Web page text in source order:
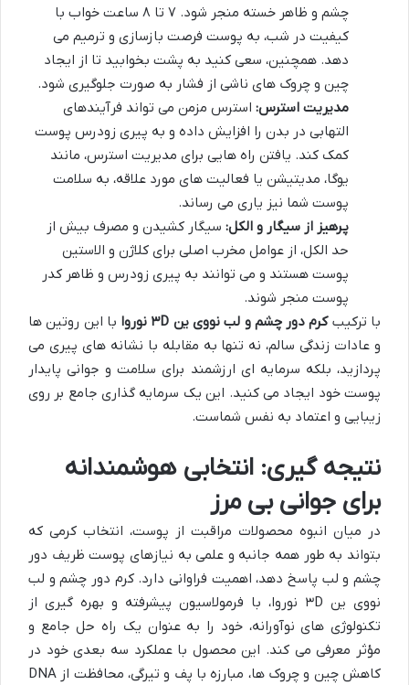
چشم و ظاهر خسته منجر شود. ۷ تا ۸ ساعت خواب با
کیفیت در شب، به پوست فرصت بازسازی و ترمیم می
دهد. همچنین، سعی کنید به پشت بخوابید تا از ایجاد
چین و چروک های ناشی از فشار به صورت جلوگیری شود.
مدیریت استرس: استرس مزمن می تواند فرآیندهای
التهابی در بدن را افزایش داده و به پیری زودرس پوست
کمک کند. یافتن راه هایی برای مدیریت استرس، مانند
یوگا، مدیتیشن یا فعالیت های مورد علاقه، به سلامت
پوست شما نیز یاری می رساند.
پرهیز از سیگار و الکل: سیگار کشیدن و مصرف بیش از
حد الکل، از عوامل مخرب اصلی برای کلاژن و الاستین
پوست هستند و می توانند به پیری زودرس و ظاهر کدر
پوست منجر شوند.
با ترکیبکرم دور چشم و لب نووی ین ۳D نوروا
با این روتین ها
و عادات زندگی سالم، نه تنها به مقابله با نشانه های پیری می
پردازید، بلکه سرمایه ای ارزشمند برای سلامت و جوانی پایدار
پوست خود ایجاد می کنید. این یک سرمایه گذاری جامع بر روی
زیبایی و اعتماد به نفس شماست.
نتیجه گیری: انتخابی هوشمندانه
برای جوانی بی مرز
در میان انبوه محصولات مراقبت از پوست، انتخاب کرمی که
بتواند به طور همه جانبه و علمی به نیازهای پوست ظریف دور
چشم و لب پاسخ دهد، اهمیت فراوانی دارد. کرم دور چشم و لب
نووی ین ۳D نوروا، با فرمولاسیون پیشرفته و بهره گیری از
تکنولوژی های نوآورانه، خود را به عنوان یک راه حل جامع و
مؤثر معرفی می کند. این محصول با عملکرد سه بعدی خود در
کاهش چین و چروک ها، مبارزه با پف و تیرگی، محافظت از DNA